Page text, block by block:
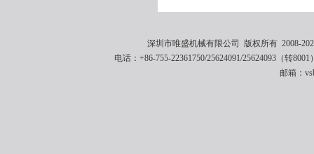
深圳市唯盛机械有限公司 版权所有 2008-
电话：+86-755-22361750/25624091/25624093（转
邮箱：